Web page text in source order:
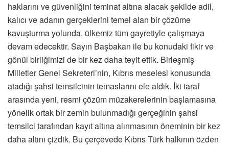
haklarını ve güvenliğini teminat altına alacak şekilde adil,
kalıcı ve adanın gerçeklerini temel alan bir çözüme
kavuşturma yolunda, ülkemiz tüm gayretiyle çalışmaya
devam edecektir. Sayın Başbakan ile bu konudaki fikir ve
gönül birliğimizi de bir kez daha teyit ettik. Birleşmiş
Milletler Genel Sekreteri’nin, Kıbrıs meselesi konusunda
atadığı şahsi temsilcinin temaslarını ele aldık. İki taraf
arasında yeni, resmi çözüm müzakerelerinin başlamasına
yönelik ortak bir zemin bulunmadığı gerçeğinin şahsi
temsilci tarafından kayıt altına alınmasının öneminin bir kez
daha altını çizdik. Bu çerçevede Kıbrıs Türk halkının özden